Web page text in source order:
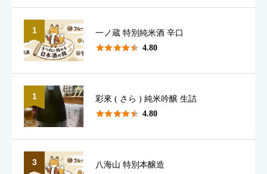
表示名として使用されます（本名でなくて構いません）
香り
1 一ノ蔵 特別純米酒 辛口
 4.80
1 彩來 ( さら ) 純米吟醸 生詰
 4.80
3 八海山 特別本醸造